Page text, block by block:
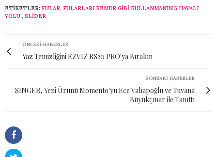
ETIKETLER: FULAR, FULARLARI KEMER GIBI KULLANMANIN 5 HAVALI
YOLU!, SLİDER
ÖNCEKI HABERLER
Yaz Temizliğini EZVIZ RS20 PRO'ya Bırakın
SONRAKI HABERLER
SINGER, Yeni Ürünü Momento'yu Ece Vahapoğlu ve Tuvana
Büyükçınar ile Tanıttı